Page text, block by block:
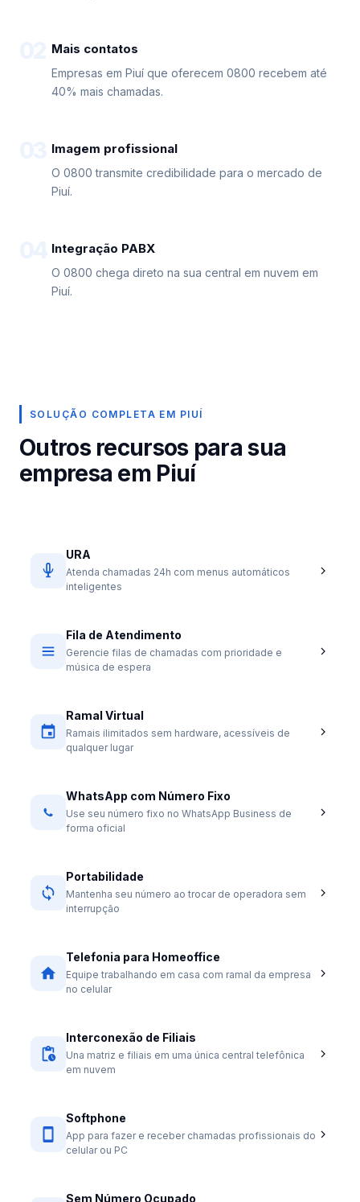
Mais contatos
Empresas em Piuí que oferecem 0800 recebem até
40% mais chamadas.
Imagem profissional
O 0800 transmite credibilidade para o mercado de
Piuí.
Integração PABX
O 0800 chega direto na sua central em nuvem em
Piuí.
SOLUÇÃO COMPLETA EM PIUÍ
Outros recursos para sua
empresa em Piuí
URA
Atenda chamadas 24h com menus automáticos
inteligentes
Fila de Atendimento
Gerencie filas de chamadas com prioridade e
música de espera
Ramal Virtual
Ramais ilimitados sem hardware, acessíveis de
qualquer lugar
WhatsApp com Número Fixo
Use seu número fixo no WhatsApp Business de
forma oficial
Portabilidade
Mantenha seu número ao trocar de operadora sem
interrupção
Telefonia para Homeoffice
Equipe trabalhando em casa com ramal da empresa
no celular
Interconexão de Filiais
Una matriz e filiais em uma única central telefônica
em nuvem
Softphone
App para fazer e receber chamadas profissionais do
celular ou PC
Sem Número Ocupado